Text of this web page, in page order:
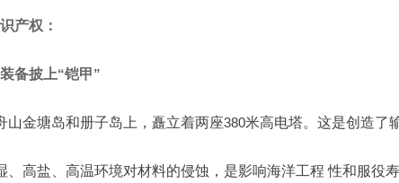
产权：
备披上“铠甲”
山金塘岛和册子岛上，矗立着两座380米高电塔。这是创造了
、高盐、高温环境对材料的侵蚀，是影响海洋工程 性和服役